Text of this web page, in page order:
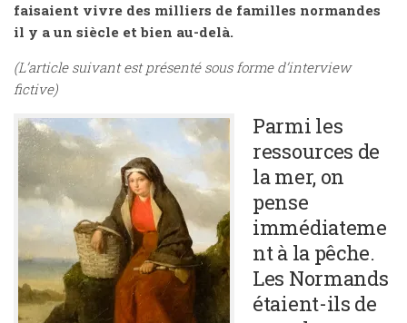
faisaient vivre des milliers de familles normandes
il y a un siècle et bien au-delà.
(L’article suivant est présenté sous forme d’interview
fictive)
Parmi les
ressources de
la mer, on
pense
immédiateme
nt à la pêche.
Les Normands
étaient-ils de